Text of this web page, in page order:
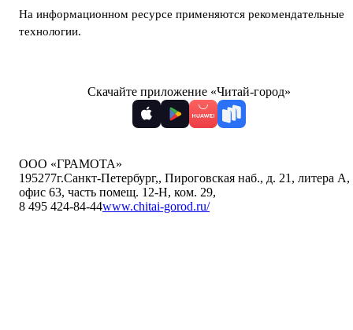
На информационном ресурсе применяются рекомендательные
технологии.
Скачайте приложение «Читай-город»
ООО «ГРАМОТА»
195277г.Санкт-Петербург,, Пироговская наб., д. 21, литера А,
офис 63, часть помещ. 12-Н, ком. 29,
8 495 424-84-44www.chitai-gorod.ru/